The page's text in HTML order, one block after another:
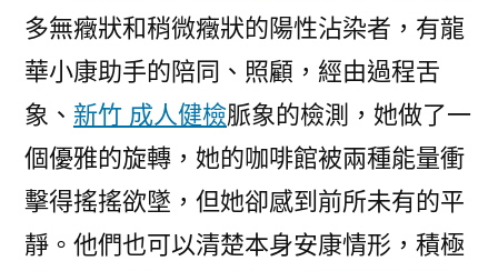
多無癥狀和稍微癥狀的陽性沾染者，有龍
華小康助手的陪同、照顧，經由過程舌
象、 新竹 成人健檢脈象的檢測，她做了一
個優雅的旋轉，她的咖啡館被兩種能量衝
擊得搖搖欲墜，但她卻感到前所未有的平
靜。他們也可以清楚本身安康情形，積極